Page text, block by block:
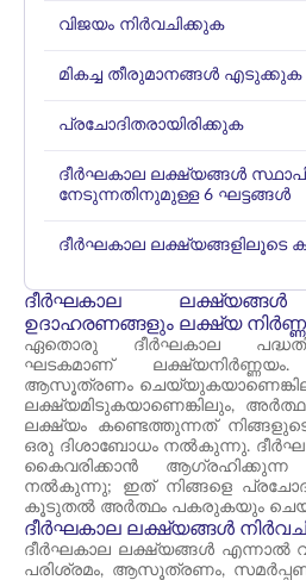
വിജയം നിർവചിക്കുക
മികച്ച തീരുമാനങ്ങൾ എടുക്കുക
പ്രചോദിതരായിരിക്കുക
ദീർഘകാല ലക്ഷ്യങ്ങൾ
നേടുന്നതിനുമുള്ള 6 ഘട്ടങ്ങൾ
ദീർഘകാല
ദീർഘകാല ലക്ഷ്യങ്ങൾ
ഉദാഹരണങ്ങളും ലക്ഷ്യ
ഏതൊരു ദീർഘകാല
ഘടകമാണ്
ആസൂത്രണം
ലക്ഷ്യമിടുകയാണെങ്കിലും,
ലക്ഷ്യം കണ്ടെത്തുന്നത്
ഒരു ദിശാബോധം നൽകുന്നു.
കൈവരിക്കാൻ ആഗ്രഹിക്കുന്ന
നൽകുന്നു; ഇത് നിങ്ങളെ
കൂടുതൽ അർത്ഥം പകരുകയും
ദീർഘകാല ലക്ഷ്യങ്ങൾ
ദീർഘകാല ലക്ഷ്യങ്ങൾ എന്നാൽ
പരിശ്രമം, ആസൂത്രണം,